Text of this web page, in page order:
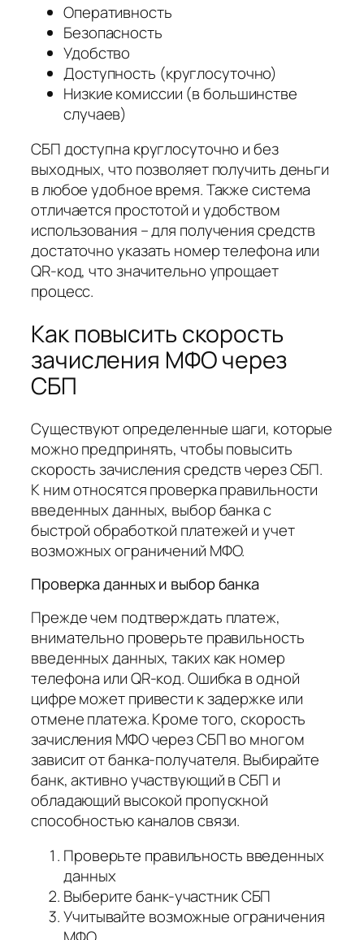
Оперативность
Безопасность
Удобство
Доступность (круглосуточно)
Низкие комиссии (в большинстве
случаев)
СБП доступна круглосуточно и без
выходных, что позволяет получить деньги
в любое удобное время. Также система
отличается простотой и удобством
использования – для получения средств
достаточно указать номер телефона или
QR-код, что значительно упрощает
процесс.
Как повысить скорость
зачисления МФО через
СБП
Существуют определенные шаги, которые
можно предпринять, чтобы повысить
скорость зачисления средств через СБП.
К ним относятся проверка правильности
введенных данных, выбор банка с
быстрой обработкой платежей и учет
возможных ограничений МФО.
Проверка данных и выбор банка
Прежде чем подтверждать платеж,
внимательно проверьте правильность
введенных данных, таких как номер
телефона или QR-код. Ошибка в одной
цифре может привести к задержке или
отмене платежа. Кроме того, скорость
зачисления МФО через СБП во многом
зависит от банка-получателя. Выбирайте
банк, активно участвующий в СБП и
обладающий высокой пропускной
способностью каналов связи.
Проверьте правильность введенных
данных
Выберите банк-участник СБП
Учитывайте возможные ограничения